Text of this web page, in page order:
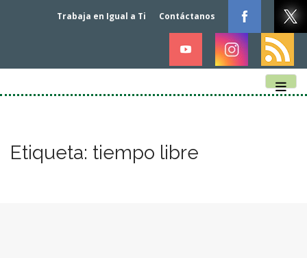
Main menu
Etiqueta: tiempo libre
Trabaja en Igual a Ti Contáctanos